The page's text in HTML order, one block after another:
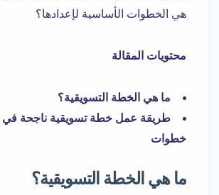
هي الخطوات الأساسية لإعدادها؟
محتويات المقالة
ما هي الخطة التسويقية؟
خطوات
ما هي الخطة التسويقية؟